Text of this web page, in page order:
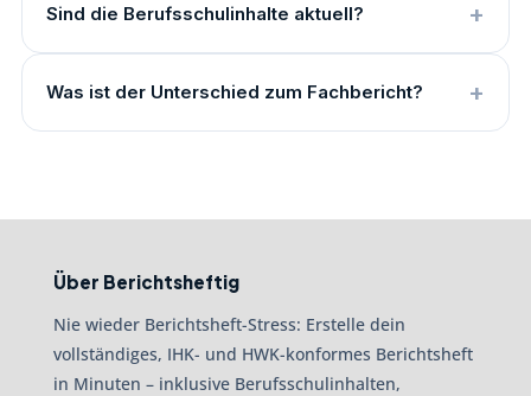
Sind die Berufsschulinhalte aktuell?
Was ist der Unterschied zum Fachbericht?
Über Berichtsheftig
Nie wieder Berichtsheft-Stress: Erstelle dein
vollständiges, IHK- und HWK-konformes Berichtsheft
in Minuten – inklusive Berufsschulinhalten,